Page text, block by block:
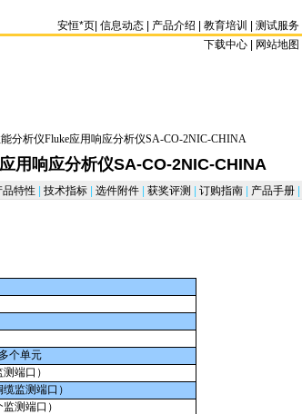
安恒*页 信息动态 产品介绍 教育培训 测试服务
下载中心 | 网站地图 |
能分析仪Fluke应用响应分析仪SA-CO-2NIC-CHINA
用响应分析仪SA-CO-2NIC-CHINA
品特性 技术指标 选件附件 获奖评测 订购指南 产品手册
个单元
端口）
监测端口）
测端口）